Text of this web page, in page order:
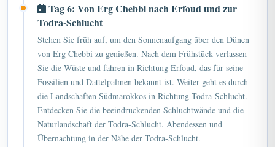
Tag 6: Von Erg Chebbi nach Erfoud und zur
Todra-Schlucht
Stehen Sie früh auf, um den Sonnenaufgang über den Dünen
von Erg Chebbi zu genießen. Nach dem Frühstück verlassen
Sie die Wüste und fahren in Richtung Erfoud, das für seine
Fossilien und Dattelpalmen bekannt ist. Weiter geht es durch
die Landschaften Südmarokkos in Richtung Todra-Schlucht.
Entdecken Sie die beeindruckenden Schluchtwände und die
Naturlandschaft der Todra-Schlucht. Abendessen und
Übernachtung in der Nähe der Todra-Schlucht.